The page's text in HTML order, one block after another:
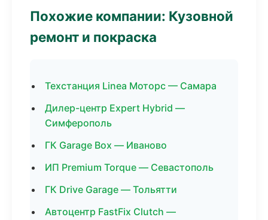
Похожие компании: Кузовной
ремонт и покраска
Техстанция Linea Моторс — Самара
Дилер-центр Expert Hybrid —
Симферополь
ГК Garage Box — Иваново
ИП Premium Torque — Севастополь
ГК Drive Garage — Тольятти
Автоцентр FastFix Clutch —